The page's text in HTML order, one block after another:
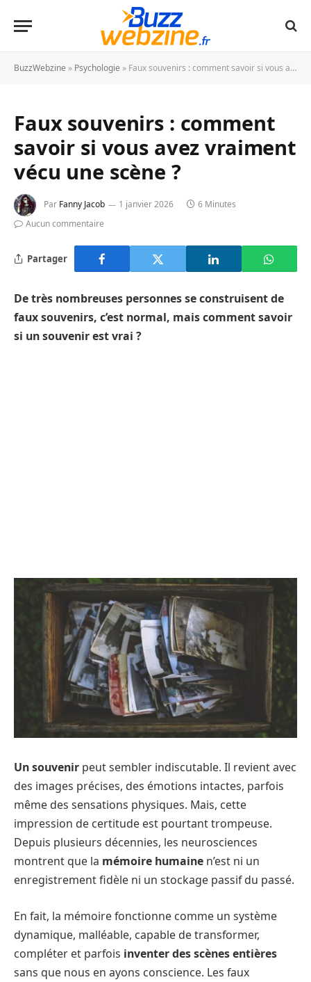
BuzzWebzine » Psychologie » Faux souvenirs : comment savoir si vous avez vraiment vécu une scène ?
Faux souvenirs : comment
savoir si vous avez vraiment
vécu une scène ?
Par Fanny Jacob 1 janvier 2026
6 Minutes
Aucun commentaire
Partager
De très nombreuses personnes se construisent de
faux souvenirs, c’est normal, mais comment savoir
si un souvenir est vrai ?
Un souvenir peut sembler indiscutable. Il revient avec
des images précises, des émotions intactes, parfois
même des sensations physiques. Mais, cette
impression de certitude est pourtant trompeuse.
Depuis plusieurs décennies, les neurosciences
montrent que la mémoire humaine n’est ni un
enregistrement fidèle ni un stockage passif du passé.
En fait, la mémoire fonctionne comme un système
dynamique, malléable, capable de transformer,
compléter et parfois inventer des scènes entières
sans que nous en ayons conscience. Les faux